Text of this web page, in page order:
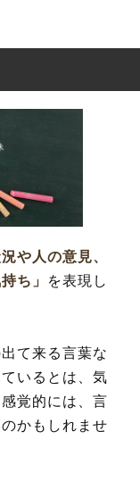
語
や人の意見、
ち」
を表現し
て来る言葉な
いるとは、気
覚的には、言
かもしれませ